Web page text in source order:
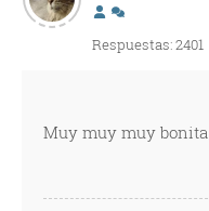
Respuestas: 2401
Muy muy muy bonita